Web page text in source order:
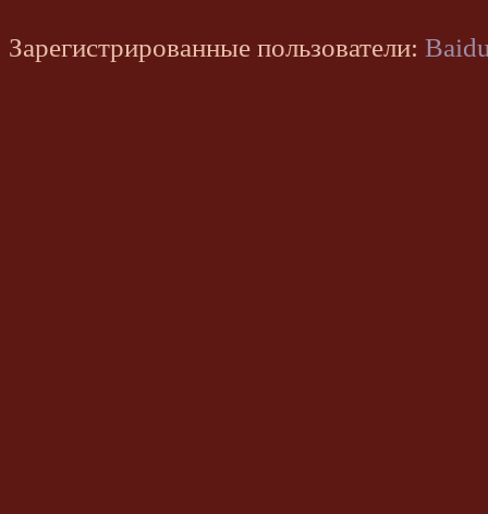
Зарегистрированные пользователи: